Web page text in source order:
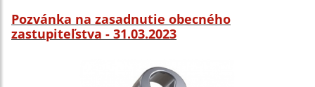
Pozvánka na zasadnutie obecného
zastupiteľstva - 31.03.2023